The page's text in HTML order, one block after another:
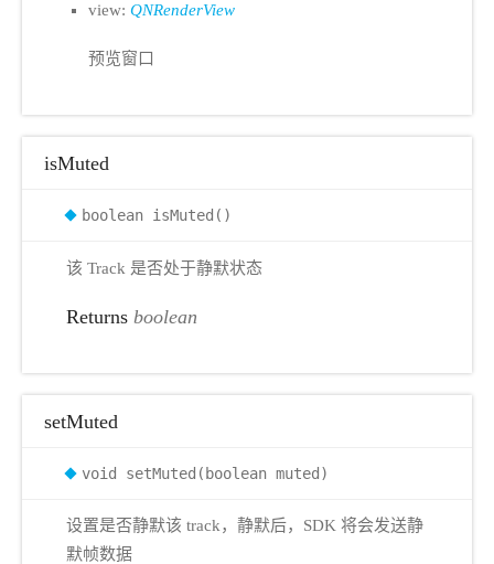
view: QNRenderView
预览窗口
isMuted
boolean isMuted()
该 Track 是否处于静默状态
Returns boolean
setMuted
void setMuted(boolean muted)
设置是否静默该 track，静默后，SDK 将会发送静
默帧数据